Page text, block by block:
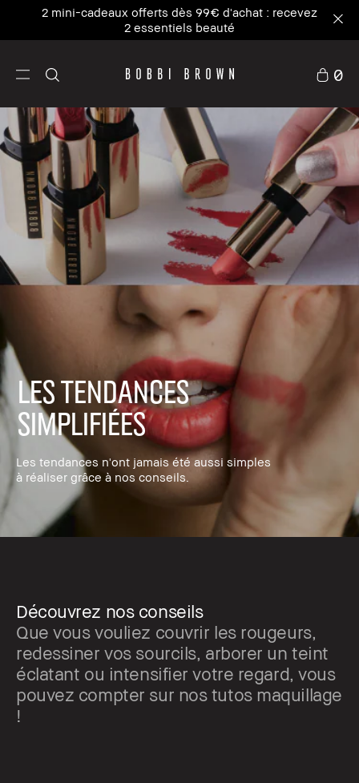
Notre icône n°1, là où le soin rencontre la base de
maquillage. NOUVEAU Vitamin Enriched Face
Base+
0
Les tendances
simplifiées
Les tendances n'ont jamais été aussi simples
à réaliser grâce à nos conseils.
Découvrez nos conseils
Que vous vouliez couvrir les rougeurs,
redessiner vos sourcils, arborer un teint
éclatant ou intensifier votre regard, vous
pouvez compter sur nos tutos maquillage
!